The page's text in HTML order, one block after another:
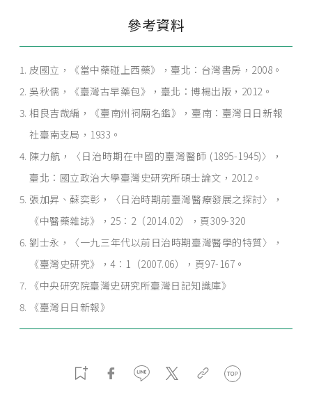
參考資料
皮國立，《當中藥碰上西藥》，臺北：台灣書房，2008。
吳秋儒，《臺灣古早藥包》，臺北：博楊出版，2012。
相良吉哉編，《臺南州祠廟名鑑》，臺南：臺灣日日新報
社臺南支局，1933。
陳力航，〈日治時期在中國的臺灣醫師 (1895-1945)〉，
臺北：國立政治大學臺灣史研究所碩士論文，2012。
張加昇、蘇奕彰，〈日治時期前臺灣醫療發展之探討〉，
《中醫藥雜誌》，25：2（2014.02），頁309-320
劉士永，〈一九三年代以前日治時期臺灣醫學的特質〉，
《臺灣史研究》，4：1（2007.06），頁97-167。
《中央研究院臺灣史研究所臺灣日記知識庫》
《臺灣日日新報》